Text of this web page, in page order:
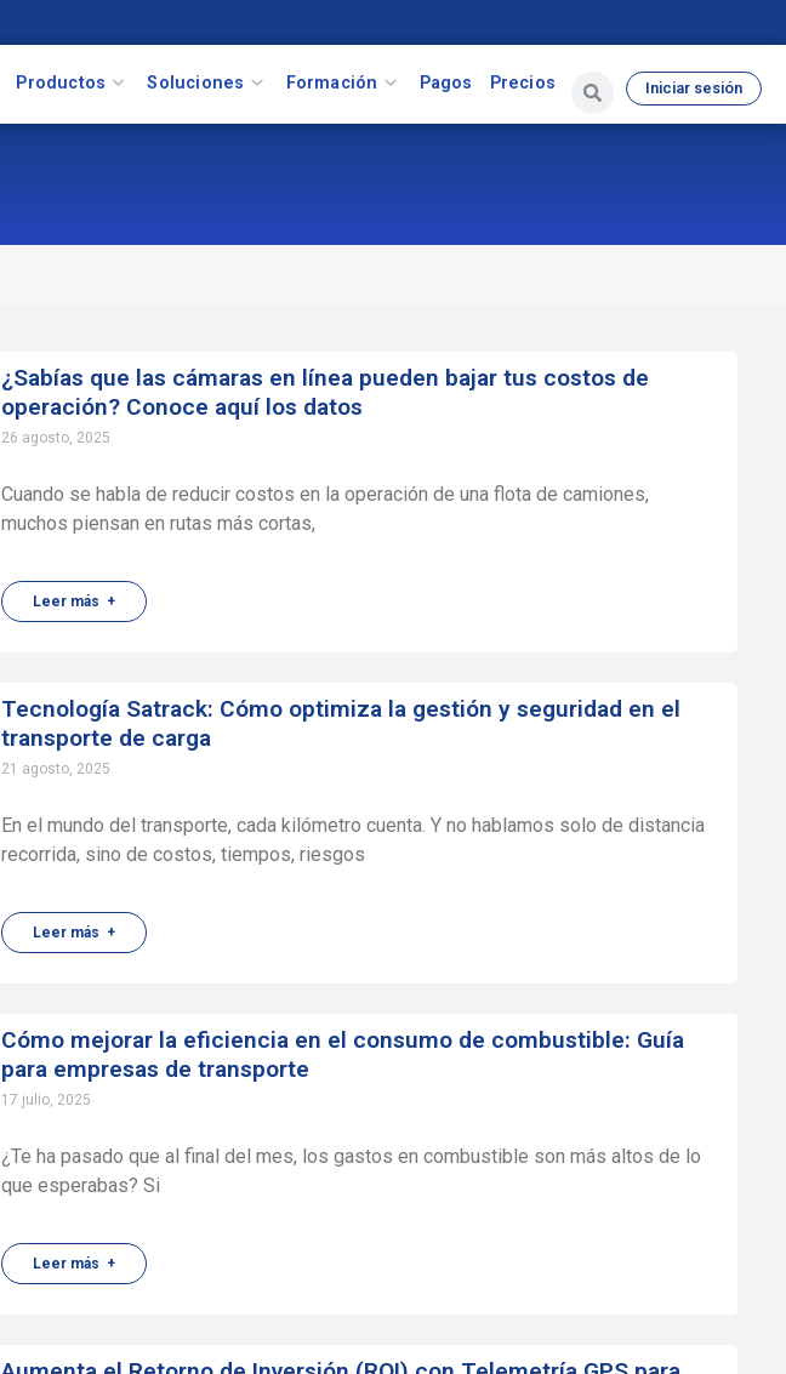
Productos Soluciones Formación Pagos Precios Iniciar sesión
¿Sabías que las cámaras en línea pueden bajar tus costos de
operación? Conoce aquí los datos
26 agosto, 2025
Cuando se habla de reducir costos en la operación de una flota de camiones,
muchos piensan en rutas más cortas,
Leer más +
Tecnología Satrack: Cómo optimiza la gestión y seguridad en el
transporte de carga
21 agosto, 2025
En el mundo del transporte, cada kilómetro cuenta. Y no hablamos solo de distancia
recorrida, sino de costos, tiempos, riesgos
Leer más +
Cómo mejorar la eficiencia en el consumo de combustible: Guía
para empresas de transporte
17 julio, 2025
¿Te ha pasado que al final del mes, los gastos en combustible son más altos de lo
que esperabas? Si
Leer más +